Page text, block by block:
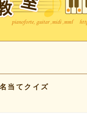
当てクイズ